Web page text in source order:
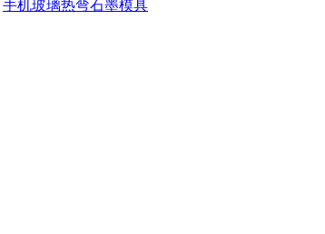
手机玻璃热弯石墨模具